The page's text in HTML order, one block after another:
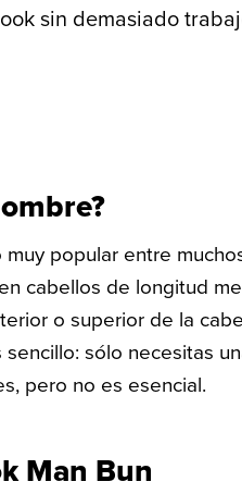
sin demasiado
popular entre
cabellos de longitud
o superior de la
sólo necesitas
pero no es esencial.
Man Bun